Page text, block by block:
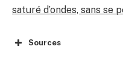
saturé d’ondes, sans se
Sources